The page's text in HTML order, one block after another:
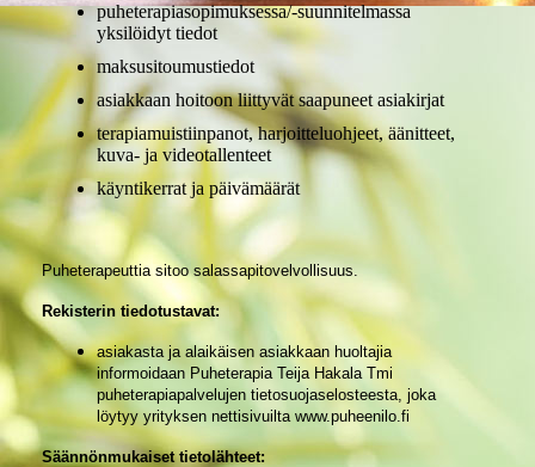
puheterapiasopimuksessa/-suunnitelmassa
yksilöidyt tiedot
maksusitoumustiedot
asiakkaan hoitoon liittyvät saapuneet asiakirjat
terapiamuistiinpanot, harjoitteluohjeet, äänitteet,
kuva- ja videotallenteet
käyntikerrat ja päivämäärät
Puheterapeuttia sitoo salassapitovelvollisuus.
Rekisterin tiedotustavat:
asiakasta ja alaikäisen asiakkaan huoltajia
informoidaan Puheterapia Teija Hakala Tmi
puheterapiapalvelujen tietosuojaselosteesta, joka
löytyy yrityksen nettisivuilta www.puheenilo.fi
Säännönmukaiset tietolähteet: